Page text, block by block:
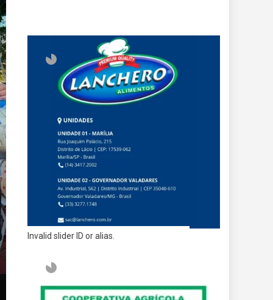
Invalid slider ID or alias.